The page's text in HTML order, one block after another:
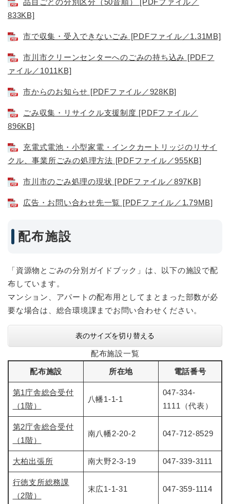
品目ごとの分別区分（50音順） [PDFファイル／
833KB]
市で収集・受入できないごみ [PDFファイル／1.31MB]
市川市クリーンセンターへのごみの持ち込み [PDFフ
ァイル／1011KB]
市からのお知らせ [PDFファイル／928KB]
ごみ収集・リサイクル支援制度 [PDFファイル／
896KB]
充電式電池・小型家電・インクカートリッジのリサイ
クル、事業所ごみの処理方法 [PDFファイル／955KB]
市川市のごみ処理の現状 [PDFファイル／897KB]
広告・お問い合わせ先一覧 [PDFファイル／1.79MB]
配布施設
「資源物とごみの分別ガイドブック」は、以下の施設で配
布しています。
マンション、アパートの配布用としてまとまった部数が必
要な場合は、総合環境課までお問い合わせください。
表のサイズを切り替える
配布施設一覧
配布施設 所在地 電話番号
第1庁舎総合受付
（1階）
八幡1-1-1
047-334-
1111（代表）
第2庁舎総合受付
（1階）
南八幡2-20-2 047-712-8529
大柏出張所 南大野2-3-19 047-339-3111
行徳支所総務課
（2階）
末広1-1-31 047-359-1114